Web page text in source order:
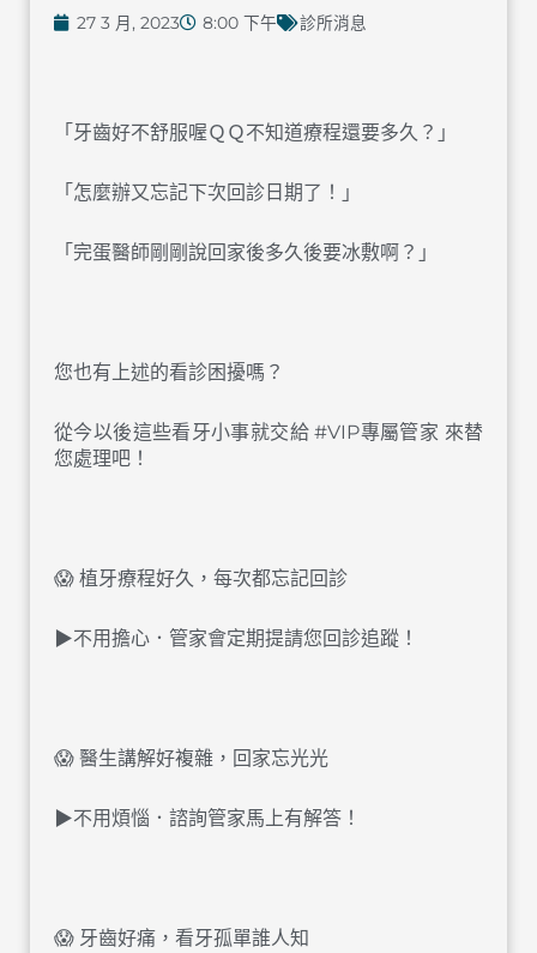
27 3 月, 2023 8:00 下午 診所消息
「牙齒好不舒服喔ＱＱ不知道療程還要多久？」
「怎麼辦又忘記下次回診日期了！」
「完蛋醫師剛剛說回家後多久後要冰敷啊？」
您也有上述的看診困擾嗎？
從今以後這些看牙小事就交給 #VIP專屬管家 來替
您處理吧！
😱 植牙療程好久，每次都忘記回診
▶不用擔心．管家會定期提請您回診追蹤！
😱 醫生講解好複雜，回家忘光光
▶不用煩惱．諮詢管家馬上有解答！
😱 牙齒好痛，看牙孤單誰人知